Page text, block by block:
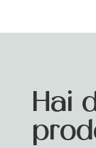
Hai